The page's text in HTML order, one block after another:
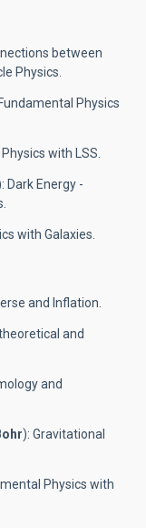
between
Physics.
Physics
with LSS.
Dark Energy -
with Galaxies.
and Inflation.
and
and
): Gravitational
Physics with